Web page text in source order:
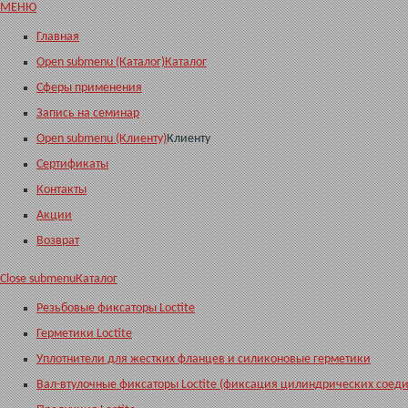
МЕНЮ
Главная
Open submenu (Каталог)Каталог
Сферы применения
Запись на семинар
Open submenu (Клиенту)Клиенту
Сертификаты
Контакты
Акции
Возврат
Close submenuКаталог
Резьбовые фиксаторы Loctite
Герметики Loctite
Уплотнители для жестких фланцев и силиконовые герметики
Вал-втулочные фиксаторы Loctite (фиксация цилиндрических